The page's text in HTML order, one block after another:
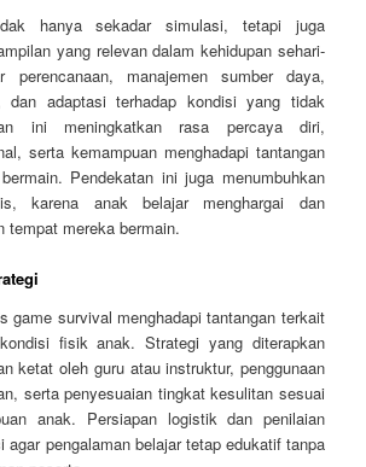
hanya sekadar simulasi, tetapi juga
yang relevan dalam kehidupan sehari-
perencanaan, manajemen sumber daya,
dan adaptasi terhadap kondisi yang tidak
ini meningkatkan rasa percaya diri,
serta kemampuan menghadapi tantangan
Pendekatan ini juga menumbuhkan
karena anak belajar menghargai dan
tempat mereka bermain.
game survival menghadapi tantangan terkait
fisik anak. Strategi yang diterapkan
ketat oleh guru atau instruktur, penggunaan
serta penyesuaian tingkat kesulitan sesuai
anak. Persiapan logistik dan penilaian
agar pengalaman belajar tetap edukatif tanpa